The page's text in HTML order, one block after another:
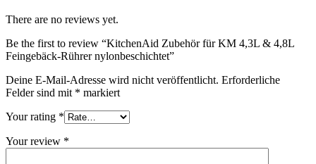
There are no reviews yet.
Be the first to review “KitchenAid Zubehör für KM 4,3L & 4,8L
Feingebäck-Rührer nylonbeschichtet”
Deine E-Mail-Adresse wird nicht veröffentlicht. Erforderliche
Felder sind mit * markiert
Your rating *
Your review *